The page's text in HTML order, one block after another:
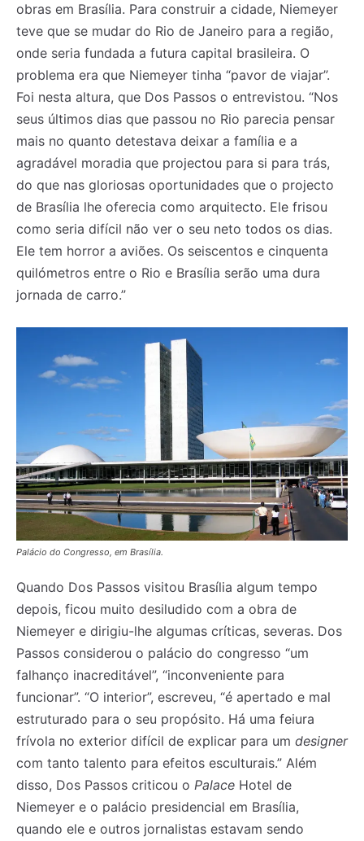
Registe-se na nossa lista de correio e receba mensalmente
no seu email os artigos do mês transacto, ilustrações e
novidades.
Insira o seu endereço de email e clique para
subscrever:
Registe-se na nossa lista de correio e receba mensalmente
no seu email os artigos do mês transacto, ilustrações e
novidades.
Insira o seu endereço de email e clique para
subscrever:
obras em Brasília. Para construir a cidade, Niemeyer
teve que se mudar do Rio de Janeiro para a região,
onde seria fundada a futura capital brasileira. O
problema era que Niemeyer tinha “pavor de viajar”.
Foi nesta altura, que Dos Passos o entrevistou. “Nos
seus últimos dias que passou no Rio parecia pensar
mais no quanto detestava deixar a família e a
agradável moradia que projectou para si para trás,
do que nas gloriosas oportunidades que o projecto
de Brasília lhe oferecia como arquitecto. Ele frisou
como seria difícil não ver o seu neto todos os dias.
Ele tem horror a aviões. Os seiscentos e cinquenta
quilómetros entre o Rio e Brasília serão uma dura
jornada de carro.”
Palácio do Congresso, em Brasília.
Quando Dos Passos visitou Brasília algum tempo
depois, ficou muito desiludido com a obra de
Niemeyer e dirigiu-lhe algumas críticas, severas. Dos
Passos considerou o palácio do congresso “um
falhanço inacreditável”, “inconveniente para
funcionar”. “O interior”, escreveu, “é apertado e mal
estruturado para o seu propósito. Há uma feiura
frívola no exterior difícil de explicar para um designer
com tanto talento para efeitos esculturais.” Além
disso, Dos Passos criticou o Palace Hotel de
Niemeyer e o palácio presidencial em Brasília,
quando ele e outros jornalistas estavam sendo